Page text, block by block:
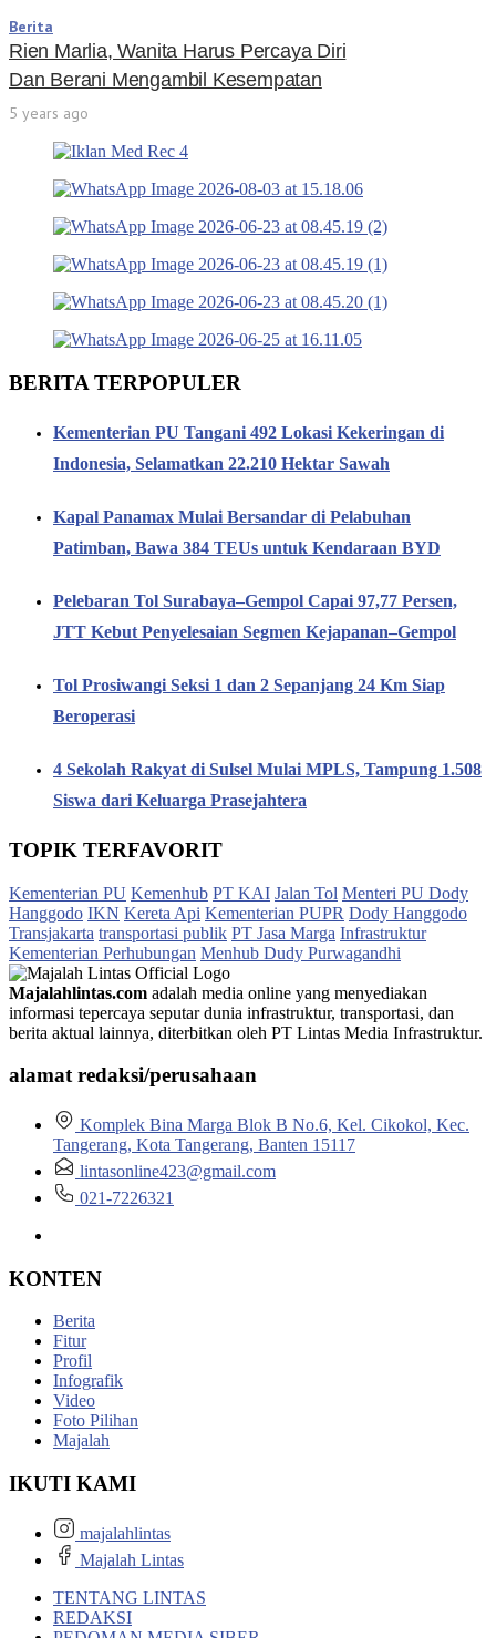
Berita
Rien Marlia, Wanita Harus Percaya Diri
Dan Berani Mengambil Kesempatan
5 years ago
BERITA TERPOPULER
Kementerian PU Tangani 492 Lokasi Kekeringan di
Indonesia, Selamatkan 22.210 Hektar Sawah
Kapal Panamax Mulai Bersandar di Pelabuhan
Patimban, Bawa 384 TEUs untuk Kendaraan BYD
Pelebaran Tol Surabaya–Gempol Capai 97,77 Persen,
JTT Kebut Penyelesaian Segmen Kejapanan–Gempol
Tol Prosiwangi Seksi 1 dan 2 Sepanjang 24 Km Siap
Beroperasi
4 Sekolah Rakyat di Sulsel Mulai MPLS, Tampung 1.508
Siswa dari Keluarga Prasejahtera
TOPIK TERFAVORIT
Kementerian PU Kemenhub PT KAI Jalan Tol Menteri PU Dody
Hanggodo IKN Kereta Api Kementerian PUPR Dody Hanggodo
Transjakarta transportasi publik PT Jasa Marga Infrastruktur
Kementerian Perhubungan Menhub Dudy Purwagandhi
Majalahlintas.com adalah media online yang menyediakan
informasi tepercaya seputar dunia infrastruktur, transportasi, dan
berita aktual lainnya, diterbitkan oleh PT Lintas Media Infrastruktur.
alamat redaksi/perusahaan
Komplek Bina Marga Blok B No.6, Kel. Cikokol, Kec.
Tangerang, Kota Tangerang, Banten 15117
lintasonline423@gmail.com
021-7226321
KONTEN
Berita
Fitur
Profil
Infografik
Video
Foto Pilihan
Majalah
IKUTI KAMI
majalahlintas
Majalah Lintas
TENTANG LINTAS
REDAKSI